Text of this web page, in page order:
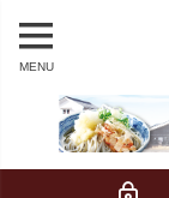
MENU